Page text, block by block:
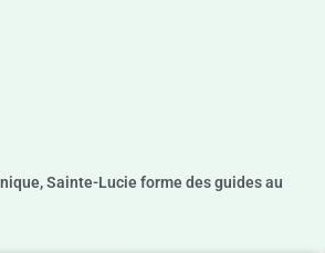
Sainte-Lucie forme des guides au